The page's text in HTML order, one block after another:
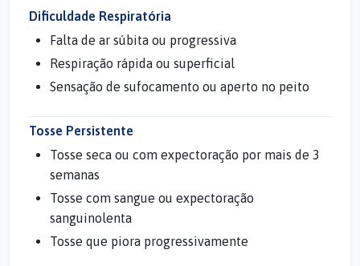
Dificuldade Respiratória
Falta de ar súbita ou progressiva
Respiração rápida ou superficial
Sensação de sufocamento ou aperto no peito
Tosse Persistente
Tosse seca ou com expectoração por mais de 3
semanas
Tosse com sangue ou expectoração
sanguinolenta
Tosse que piora progressivamente